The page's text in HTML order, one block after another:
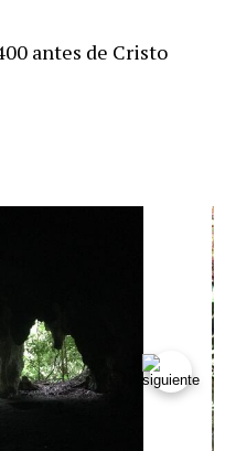
antes de Cristo